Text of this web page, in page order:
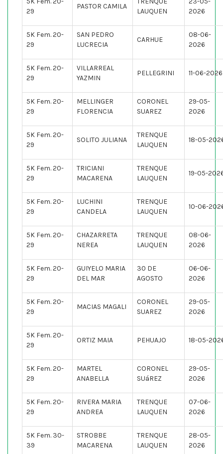
29
PASTOR CAMILA
LAUQUEN
2026
5K Fem. 20-
29
SAN PEDRO
LUCRECIA
CARHUE
08-06-
2026
5K Fem. 20-
29
VILLARREAL
YAZMIN
PELLEGRINI 11-06-2026
5K Fem. 20-
29
MELLINGER
FLORENCIA
CORONEL
SUAREZ
29-05-
2026
5K Fem. 20-
29
SOLITO JULIANA
TRENQUE
LAUQUEN
18-05-
5K Fem. 20-
29
TRICIANI
MACARENA
TRENQUE
LAUQUEN
19-05-
5K Fem. 20-
29
LUCHINI
CANDELA
TRENQUE
LAUQUEN
10-06-
5K Fem. 20-
29
CHAZARRETA
NEREA
TRENQUE
LAUQUEN
08-06-
2026
5K Fem. 20-
29
GUIYELO MARIA
DEL MAR
30 DE
AGOSTO
06-06-
2026
5K Fem. 20-
29
MACIAS MAGALI
CORONEL
SUAREZ
29-05-
2026
5K Fem. 20-
29
ORTIZ MAIA PEHUAJO 18-05-
5K Fem. 20-
29
MARTEL
ANABELLA
CORONEL
SUáREZ
29-05-
2026
5K Fem. 20-
29
RIVERA MARIA
ANDREA
TRENQUE
LAUQUEN
07-06-
2026
5K Fem. 30-
39
STROBBE
MACARENA
TRENQUE
LAUQUEN
28-05-
2026